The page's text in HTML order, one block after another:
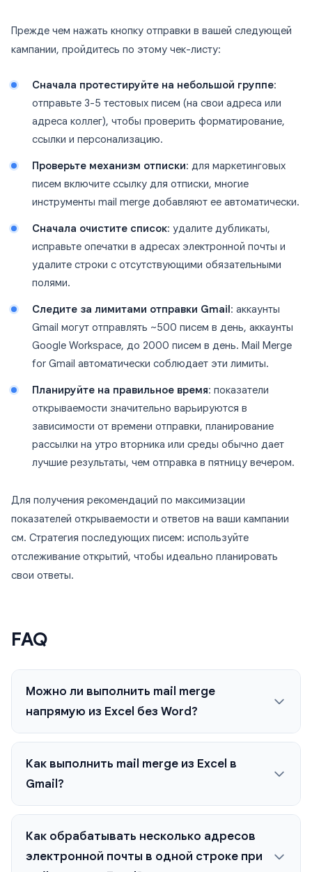
Прежде чем нажать кнопку отправки в вашей следующей
кампании, пройдитесь по этому чек-листу:
Сначала протестируйте на небольшой группе:
отправьте 3-5 тестовых писем (на свои адреса или
адреса коллег), чтобы проверить форматирование,
ссылки и персонализацию.
Проверьте механизм отписки: для маркетинговых
писем включите ссылку для отписки, многие
инструменты mail merge добавляют ее автоматически.
Сначала очистите список: удалите дубликаты,
исправьте опечатки в адресах электронной почты и
удалите строки с отсутствующими обязательными
полями.
Следите за лимитами отправки Gmail : аккаунты
Gmail могут отправлять ~500 писем в день, аккаунты
Google Workspace, до 2000 писем в день. Mail Merge
for Gmail автоматически соблюдает эти лимиты.
Планируйте на правильное время: показатели
открываемости значительно варьируются в
зависимости от времени отправки, планирование
рассылки на утро вторника или среды обычно дает
лучшие результаты, чем отправка в пятницу вечером.
Для получения рекомендаций по максимизации
показателей открываемости и ответов на ваши кампании
см. Стратегия последующих писем: используйте
отслеживание открытий, чтобы идеально планировать
свои ответы.
FAQ
Можно ли выполнить mail merge
напрямую из Excel без Word?
Как выполнить mail merge из Excel в
Gmail?
Как обрабатывать несколько адресов
электронной почты в одной строке при